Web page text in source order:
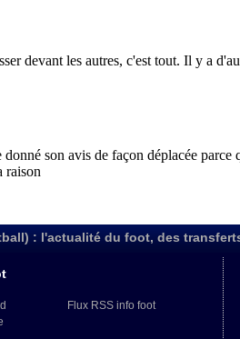
: l'actualité du foot, des
Flux RSS info foot